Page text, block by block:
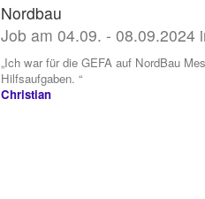
Nordbau
Job am 04.09. - 08.09.2024
„Ich war für die GEFA auf NordBau
Hilfsaufgaben. “
Christian